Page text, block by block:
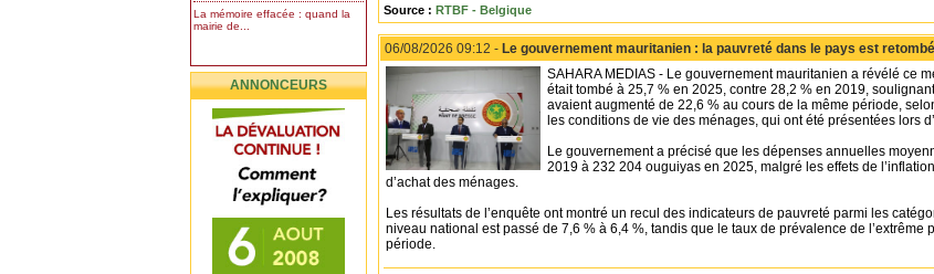
La mémoire effacée : quand la
mairie de...
ANNONCEURS
Source : RTBF - Belgique
06/08/2026 09:12 - Le gouvernement mauritanien : la pauvreté dans le pays est
SAHARA MEDIAS - Le gouvernement mauritanien a révélé ce
était tombé à 25,7 % en 2025, contre 28,2 % en 2019,
avaient augmenté de 22,6 % au cours de la même période,
les conditions de vie des ménages, qui ont été présentées lors
Le gouvernement a précisé que les dépenses annuelles
2019 à 232 204 ouguiyas en 2025, malgré les effets de
d’achat des ménages.
Les résultats de l’enquête ont montré un recul des indicateurs de pauvreté parmi les
niveau national est passé de 7,6 % à 6,4 %, tandis que le taux de prévalence de
période.